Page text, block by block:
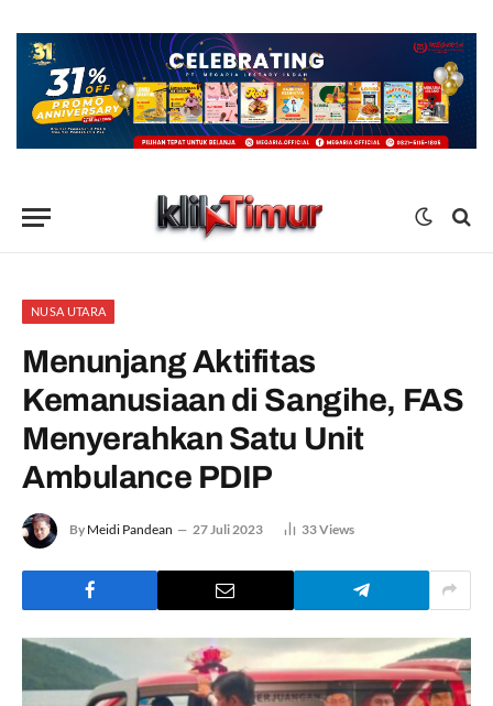
NUSA UTARA
Menunjang Aktifitas
Kemanusiaan di Sangihe, FAS
Menyerahkan Satu Unit
Ambulance PDIP
By Meidi Pandean 27 Juli 2023 33Views